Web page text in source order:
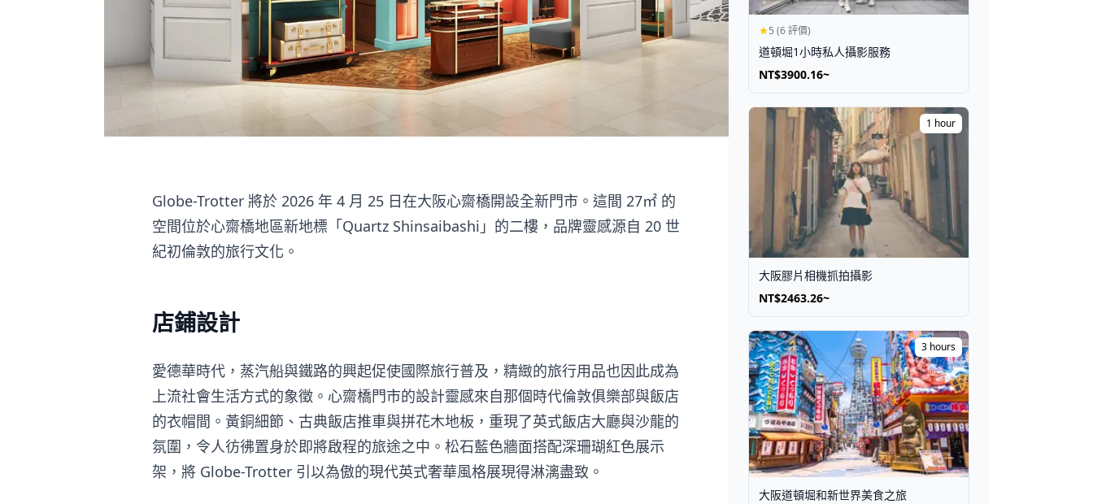
Globe-Trotter 將於 2026 年 4 月 25 日在大阪心齋橋開設全新門市。這間 27㎡ 的
空間位於心齋橋地區新地標「Quartz Shinsaibashi」的二樓，品牌靈感源自 20 世
紀初倫敦的旅行文化。
店鋪設計
愛德華時代，蒸汽船與鐵路的興起促使國際旅行普及，精緻的旅行用品也因此成為
上流社會生活方式的象徵。心齋橋門市的設計靈感來自那個時代倫敦俱樂部與飯店
的衣帽間。黃銅細節、古典飯店推車與拼花木地板，重現了英式飯店大廳與沙龍的
氛圍，令人彷彿置身於即將啟程的旅途之中。松石藍色牆面搭配深珊瑚紅色展示
架，將 Globe-Trotter 引以為傲的現代英式奢華風格展現得淋漓盡致。
5 (6 評價)
道頓堀1小時私人攝影服務
NT$3900.16~
1 hour
大阪膠片相機抓拍攝影
NT$2463.26~
3 hours
大阪道頓堀和新世界美食之旅